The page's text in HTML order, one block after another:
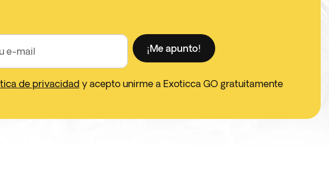
e-mail ¡Me apunto!
de privacidad y acepto unirme a Exoticca GO gratuitamente